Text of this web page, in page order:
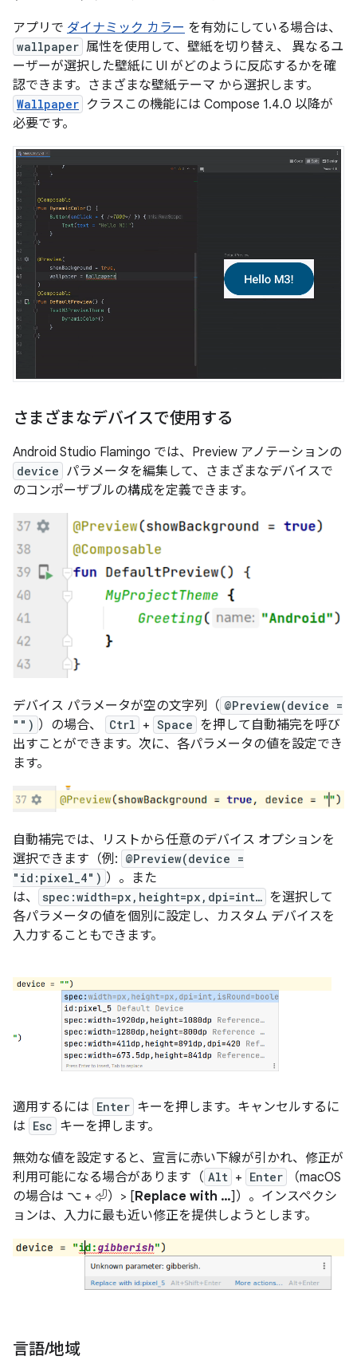
アプリで ダイナミック カラー を有効にしている場合は、
wallpaper 属性を使用して、壁紙を切り替え、 異なるユ
ーザーが選択した壁紙に UI がどのように反応するかを確
認できます。さまざまな壁紙テーマ から選択します。
Wallpaper クラスこの機能には Compose 1.4.0 以降が
必要です。
さまざまなデバイスで使用する
Android Studio Flamingo では、Preview アノテーションの
device パラメータを編集して、さまざまなデバイスで
のコンポーザブルの構成を定義できます。
デバイス パラメータが空の文字列（ @Preview(device =
"") ）の場合、 Ctrl + Space を押して自動補完を呼び
出すことができます。次に、各パラメータの値を設定でき
ます。
自動補完では、リストから任意のデバイス オプションを
選択できます（例: @Preview(device =
"id:pixel_4") ）。また
は、
spec:width=px,height=px,dpi=int… を選択して
各パラメータの値を個別に設定し、カスタム デバイスを
入力することもできます。
適用するには Enter キーを押します。キャンセルするに
は Esc キーを押します。
無効な値を設定すると、宣言に赤い下線が引かれ、修正が
利用可能になる場合があります（ Alt + Enter
（macOS
の場合は ⌥ + ⏎）> [Replace with …]）。インスペクシ
ョンは、入力に最も近い修正を提供しようとします。
言語/地域